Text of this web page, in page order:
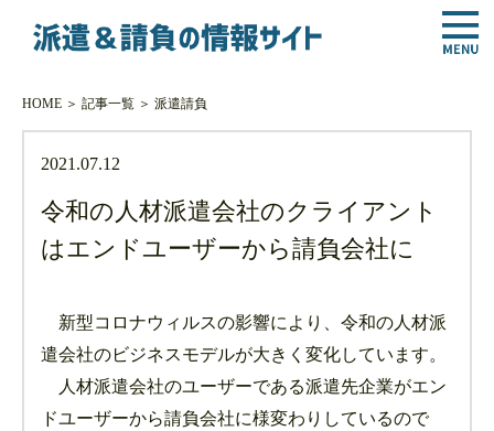
HOME＞ 記事一覧＞ 派遣請負
2021.07.12
令和の人材派遣会社のクライアント
はエンドユーザーから請負会社に
新型コロナウィルスの影響により、令和の人材派
遣会社のビジネスモデルが大きく変化しています。
人材派遣会社のユーザーである派遣先企業がエン
ドユーザーから請負会社に様変わりしているので